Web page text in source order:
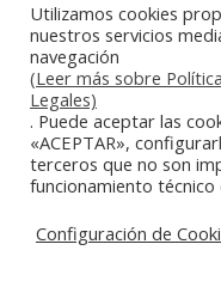
PARTICULARES
COCINAS
COCINAS
COCINAS
Cocinas
personalizadas
Cocinas
monoblock a
Utilizamos cookies
nuestros servicios
navegación
(Leer más sobre
Legales)
. Puede aceptar las
«ACEPTAR»,
terceros que no son
funcionamiento técnico
Configuración de